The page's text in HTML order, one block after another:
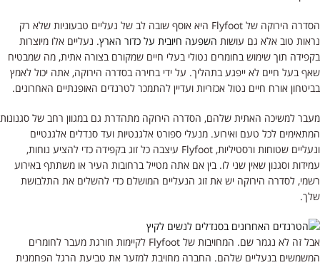
הסדרה הירוקה של Flyfoot היא אוסף שובה לב של נעליים טבעוניות שלא רק
נראות טוב אלא גם עושות השפעה חיובית על כדור הארץ. נעליים אלו מיוצרות
בקפידה תוך שימוש בחומרים נטולי בעלי חיים שמקורם בצורה אתית, מה שמבטיח
שאף בעל חיים לא ייפגע בתהליך. על ידי בחירה בסדרה הירוקה, אתה יכול לאמץ
בביטחון אורח חיים נטול אכזריות ועדיין להתמכר לטרנדים האופנתיים האחרונים.
מעבר למשיכה האתית שלהם, הסדרה הירוקה מתהדרת גם במגוון רחב של סגנונות
המתאימים לכל טעם ואירוע. מנעלי ספורט אלגנטיות ועד סנדלים אלגנטיים
ונעליים שטוחות ורסטיליות, Flyfoot עיצבה כל זוג בקפידה כדי להציע נוחות,
עמידות וסגנון שאין שני לו. בין אם אתה מטייל ברחובות העיר או משתתף באירוע
רשמי, לסדרה הירוקה יש את זוג הנעליים המושלם כדי להשלים את התלבושת
שלך.
אבל זה לא נגמר שם. המחויבות של Flyfoot לקיימות חורגת מעבר לחומרים
המשמשים בנעליים שלהם. החברה מחויבת למזער את טביעת הרגל הפחמנית